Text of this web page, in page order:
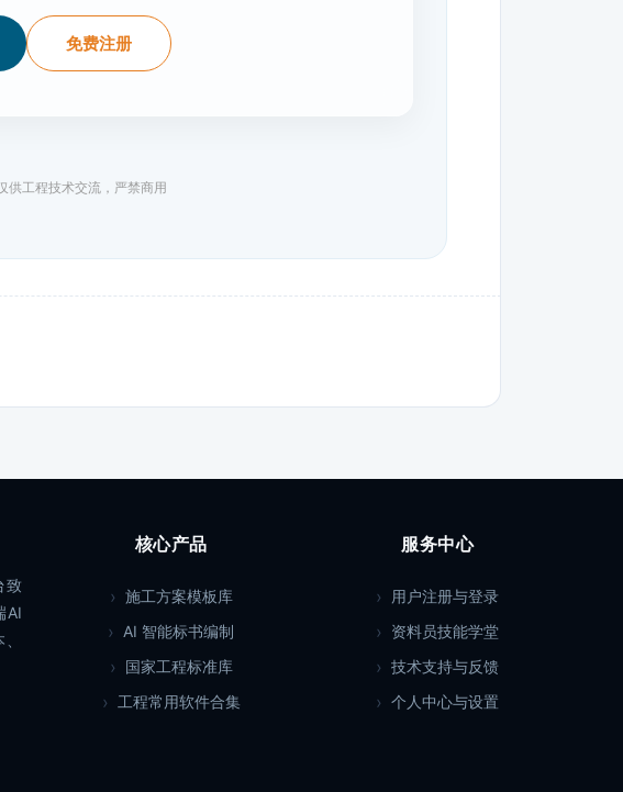
免费注册
供工程技术交流，严禁商用
致
AI
核心产品
施工方案模板库
AI 智能标书编制
国家工程标准库
工程常用软件合集
服务中心
用户注册与登录
资料员技能学堂
技术支持与反馈
个人中心与设置